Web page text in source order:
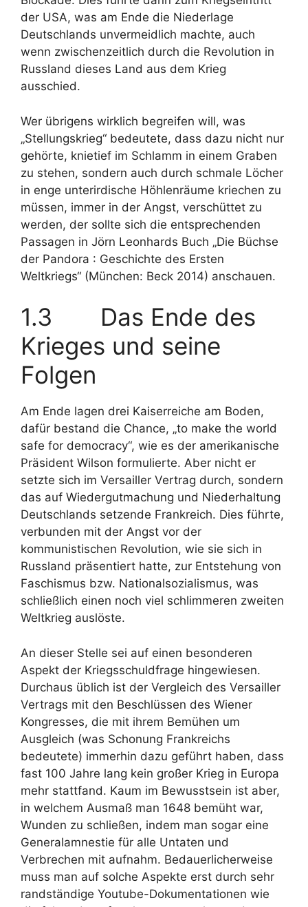
der USA, was am Ende die Niederlage
Deutschlands unvermeidlich machte, auch
wenn zwischenzeitlich durch die Revolution in
Russland dieses Land aus dem Krieg
ausschied.
Wer übrigens wirklich begreifen will, was
„Stellungskrieg“ bedeutete, dass dazu nicht nur
gehörte, knietief im Schlamm in einem Graben
zu stehen, sondern auch durch schmale Löcher
in enge unterirdische Höhlenräume kriechen zu
müssen, immer in der Angst, verschüttet zu
werden, der sollte sich die entsprechenden
Passagen in Jörn Leonhards Buch „Die Büchse
der Pandora : Geschichte des Ersten
Weltkriegs“ (München: Beck 2014) anschauen.
1.3 Das Ende des
Krieges und seine
Folgen
Am Ende lagen drei Kaiserreiche am Boden,
dafür bestand die Chance, „to make the world
safe for democracy“, wie es der amerikanische
Präsident Wilson formulierte. Aber nicht er
setzte sich im Versailler Vertrag durch, sondern
das auf Wiedergutmachung und Niederhaltung
Deutschlands setzende Frankreich. Dies führte,
verbunden mit der Angst vor der
kommunistischen Revolution, wie sie sich in
Russland präsentiert hatte, zur Entstehung von
Faschismus bzw. Nationalsozialismus, was
schließlich einen noch viel schlimmeren zweiten
Weltkrieg auslöste.
An dieser Stelle sei auf einen besonderen
Aspekt der Kriegsschuldfrage hingewiesen.
Durchaus üblich ist der Vergleich des Versailler
Vertrags mit den Beschlüssen des Wiener
Kongresses, die mit ihrem Bemühen um
Ausgleich (was Schonung Frankreichs
bedeutete) immerhin dazu geführt haben, dass
fast 100 Jahre lang kein großer Krieg in Europa
mehr stattfand. Kaum im Bewusstsein ist aber,
in welchem Ausmaß man 1648 bemüht war,
Wunden zu schließen, indem man sogar eine
Generalamnestie für alle Untaten und
Verbrechen mit aufnahm. Bedauerlicherweise
muss man auf solche Aspekte erst durch sehr
randständige Youtube-Dokumentationen wie